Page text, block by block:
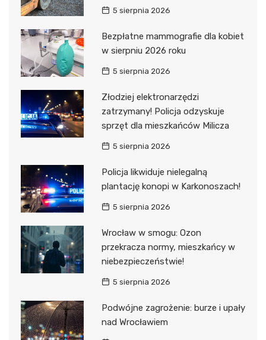
5 sierpnia 2026
Bezpłatne mammografie dla kobiet
w sierpniu 2026 roku
5 sierpnia 2026
Złodziej elektronarzędzi
zatrzymany! Policja odzyskuje
sprzęt dla mieszkańców Milicza
5 sierpnia 2026
Policja likwiduje nielegalną
plantację konopi w Karkonoszach!
5 sierpnia 2026
Wrocław w smogu: Ozon
przekracza normy, mieszkańcy w
niebezpieczeństwie!
5 sierpnia 2026
Podwójne zagrożenie: burze i upały
nad Wrocławiem